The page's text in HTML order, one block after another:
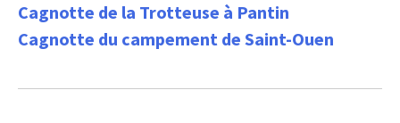
Cagnotte de la Trotteuse à Pantin
Cagnotte du campement de Saint-Ouen